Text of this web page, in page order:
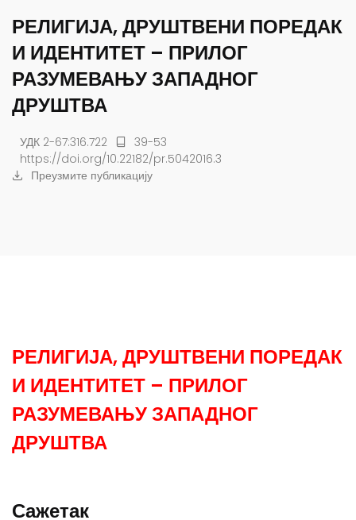
РЕЛИГИЈА, ДРУШТВЕНИ ПОРЕДАК
И ИДЕНТИТЕТ – ПРИЛОГ
РАЗУМЕВАЊУ ЗАПАДНОГ
ДРУШТВА
УДК 2-67:316.722
39-53
https://doi.org/10.22182/pr.5042016.3
Преузмите публикацију
РЕЛИГИЈА, ДРУШТВЕНИ ПОРЕДАК
И ИДЕНТИТЕТ – ПРИЛОГ
РАЗУМЕВАЊУ ЗАПАДНОГ
ДРУШТВА
Сажетак